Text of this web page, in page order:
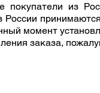
покупатели из
России
момент
заказа,